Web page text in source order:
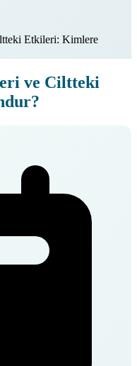
Etkileri: Kimlere
ve Ciltteki